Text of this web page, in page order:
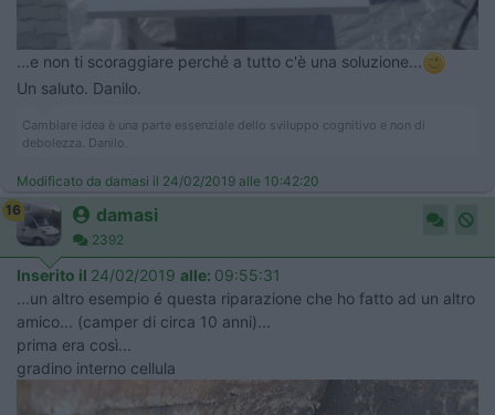
...e non ti scoraggiare perché a tutto c'è una soluzione...
Un saluto. Danilo.
Cambiare idea è una parte essenziale dello sviluppo cognitivo e non di
debolezza. Danilo.
Modificato da damasi il 24/02/2019 alle 10:42:20
16
damasi
2392
Inserito il 24/02/2019 alle: 09:55:31
...un altro esempio é questa riparazione che ho fatto ad un altro
amico... (camper di circa 10 anni)...
prima era così...
gradino interno cellula